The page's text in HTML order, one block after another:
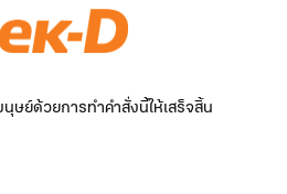
ษย์ด้วยการทำคำสั่งนี้ให้เสร็จสิ้น